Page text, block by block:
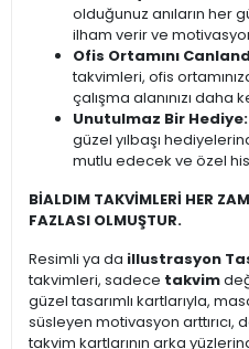
olduğunuz anıların her
ilham verir ve
Ofis Ortamını
takvimleri, ofis
çalışma alanınızı daha
Unutulmaz Bir Hediye:
güzel yılbaşı
mutlu edecek ve özel
BİALDIM TAKVİMLERİ HER
FAZLASI OLMUŞTUR.
Resimli ya da illustrasyon
takvimleri, sadece takvim
güzel tasarımlı kartlarıyla,
süsleyen motivasyon arttırıcı,
takvim kartlarının arka